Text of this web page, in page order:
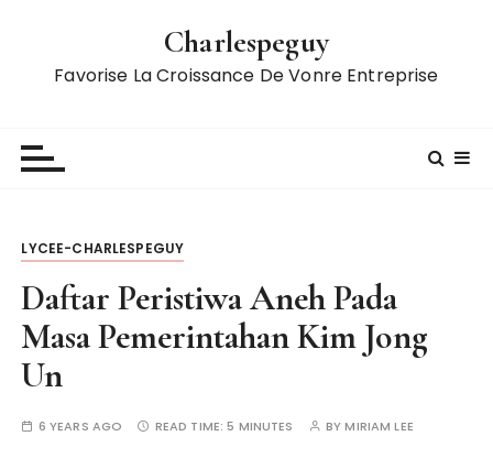
Charlespeguy
Favorise La Croissance De Vonre Entreprise
LYCEE-CHARLESPEGUY
Daftar Peristiwa Aneh Pada
Masa Pemerintahan Kim Jong
Un
6 YEARS AGO READ TIME:5 MINUTES BYMIRIAM LEE